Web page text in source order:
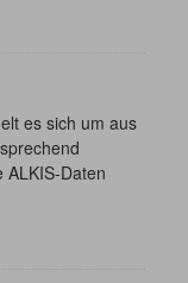
es sich um aus
Daten